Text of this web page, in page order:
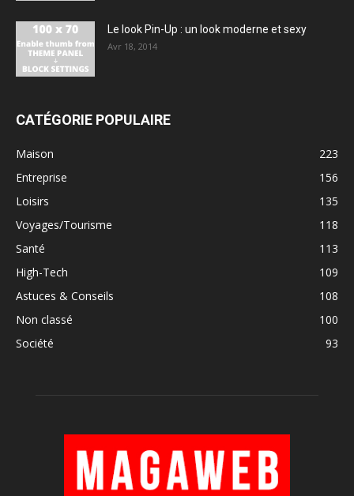
Le look Pin-Up : un look moderne et sexy
Avr 18, 2014
CATÉGORIE POPULAIRE
Maison
223
Entreprise
156
Loisirs
135
Voyages/Tourisme
118
Santé
113
High-Tech
109
Astuces & Conseils
108
Non classé
100
Société
93